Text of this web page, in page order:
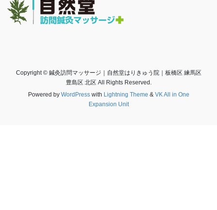
Copyright © 鍼灸訪問マッサージ｜自然堂はりきゅう院｜板橋区 練馬区
豊島区 北区 All Rights Reserved.
Powered by WordPresswith Lightning Theme & VK All in One
Expansion Unit